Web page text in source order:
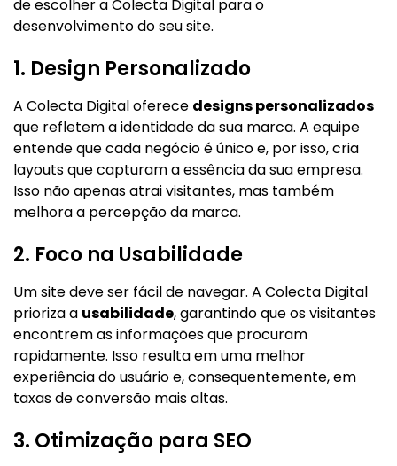
de escolher a Colecta Digital para o
desenvolvimento do seu site.
1. Design Personalizado
A Colecta Digital oferece designs personalizados
que refletem a identidade da sua marca. A equipe
entende que cada negócio é único e, por isso, cria
layouts que capturam a essência da sua empresa.
Isso não apenas atrai visitantes, mas também
melhora a percepção da marca.
2. Foco na Usabilidade
Um site deve ser fácil de navegar. A Colecta Digital
prioriza a usabilidade, garantindo que os visitantes
encontrem as informações que procuram
rapidamente. Isso resulta em uma melhor
experiência do usuário e, consequentemente, em
taxas de conversão mais altas.
3. Otimização para SEO